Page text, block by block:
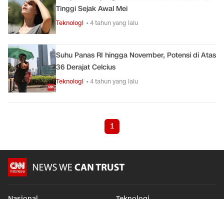
Tinggi Sejak Awal Mei
Teknologi • 4 tahun yang lalu
Suhu Panas RI hingga November, Potensi di Atas
36 Derajat Celcius
Teknologi • 4 tahun yang lalu
1